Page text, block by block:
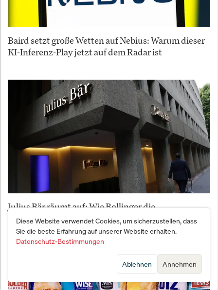
Baird setzt große Wetten auf Nebius: Warum dieser
KI-Inferenz-Play jetzt auf dem Radar ist
Julius Bär räumt auf: Wie Bollinger die
Vertrauenskrise beenden will
Diese Website verwendet Cookies, um sicherzustellen, dass
Sie die beste Erfahrung auf unserer Website erhalten.
Datenschutz-Bestimmungen
Annehmen
Ablehnen